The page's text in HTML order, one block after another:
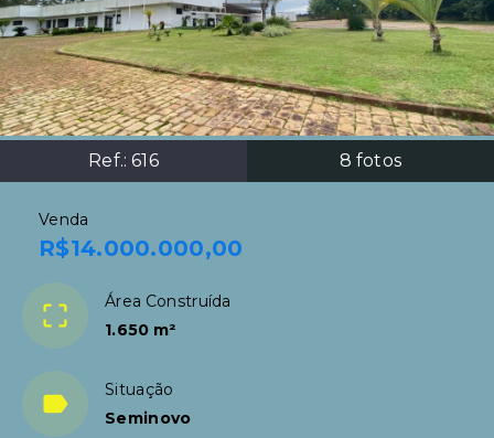
Ref.:616 8 fotos
Venda
R$14.000.000,00
Área Construída
1.650 m²
Situação
Seminovo